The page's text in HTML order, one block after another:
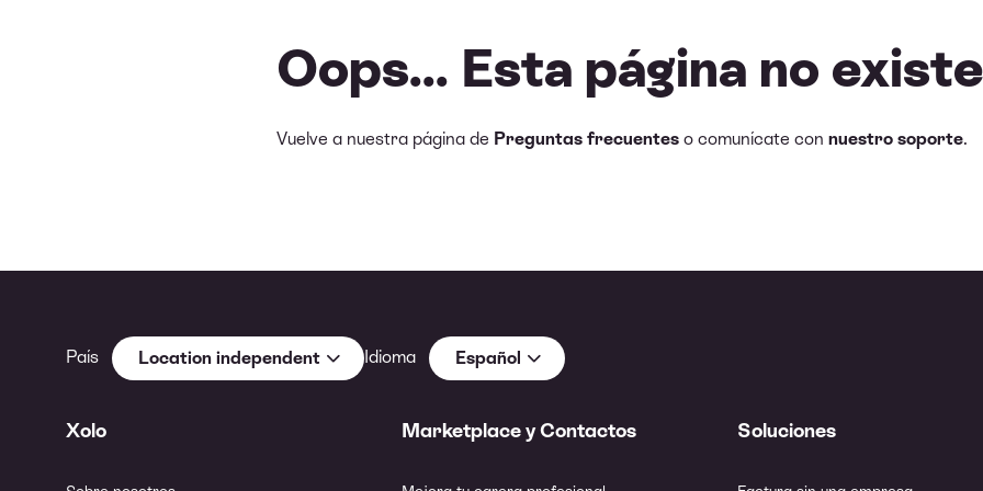
Oops... Esta página no
Vuelve a nuestra página de Preguntas frecuentes o comunícate con nuestro soporte.
País Location independent Idioma Español
Xolo Marketplace y Contactos Soluciones